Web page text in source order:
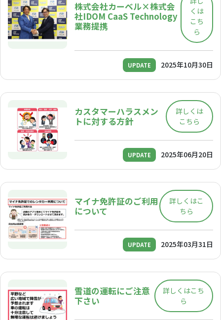
株式会社カーベル×株式会
社IDOM CaaS Technology
業務提携
くは
こち
ら
UPDATE 2025年10月30日
カスタマーハラスメン
トに対する方針
詳しくは
こちら
UPDATE 2025年06月20日
マイナ免許証のご利用
について
詳しくはこ
ちら
UPDATE 2025年03月31日
雪道の運転にご注意
下さい
詳しくはこち
ら